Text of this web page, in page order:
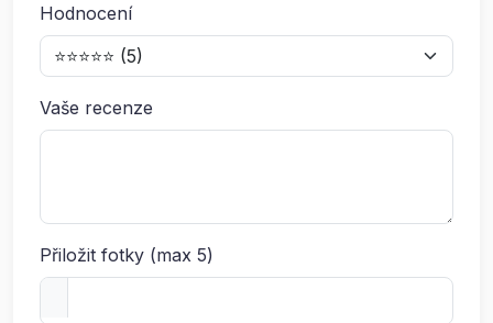
Hodnocení
Vaše recenze
Přiložit fotky (max 5)